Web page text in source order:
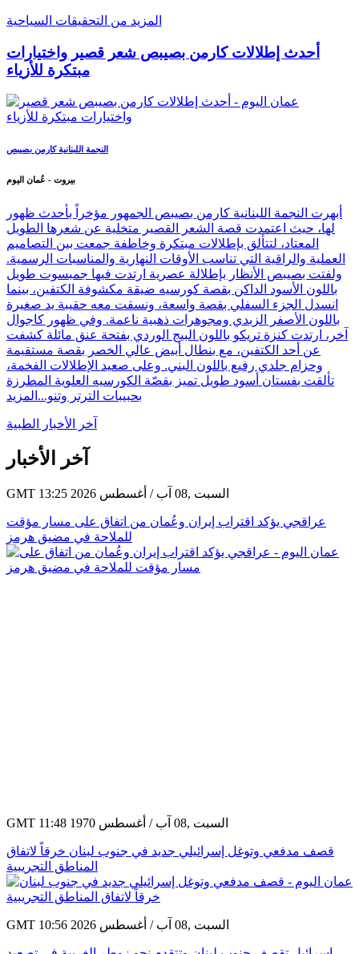
المزيد من التحقيقات السياحية
أحدث إطلالات كارمن بصيبص شعر قصير واختيارات
مبتكرة للأزياء
النجمة اللبنانية كارمن بصيبص
بيروت - عُمان اليوم
أبهرت النجمة اللبنانية كارمن بصيبص الجمهور مؤخراً بأحدث ظهور
لها، حيث اعتمدت قصة الشعر القصير متخلية عن شعرها الطويل
المعتاد، لتتألق بإطلالات مبتكرة وخاطفة جمعت بين التصاميم
العملية والراقية التي تناسب الأوقات النهارية والمناسبات الرسمية.
ولفتت بصيبص الأنظار بإطلالة عصرية ارتدت فيها جمبسوت طويل
باللون الأسود الداكن بقصة كورسيه ضيقة مكشوفة الكتفين، بينما
انسدل الجزء السفلي بقصة واسعة، ونسقت معه حقيبة يد صغيرة
باللون الأصفر الزبدي ومجوهرات ذهبية ناعمة. وفي ظهور كاجوال
آخر، ارتدت كنزة تريكو باللون البيج الوردي بفتحة عنق مائلة كشفت
عن أحد الكتفين، مع بنطال أبيض عالي الخصر بقصة مستقيمة
وحزام جلدي رفيع باللون البني. وعلى صعيد الإطلالات الفخمة،
تألقت بفستان أسود طويل تميز بقصّة الكورسيه العلوية المطرزة
بحبيبات الترتر وتنو... المزيد
آخر الأخبار الطبية
آخر الأخبار
GMT 13:25 2026 السبت ,08 آب / أغسطس
عراقجي يؤكد اقتراب إيران وعُمان من اتفاق على مسار مؤقت
للملاحة في مضيق هرمز
GMT 11:48 1970 السبت ,08 آب / أغسطس
قصف مدفعي وتوغل إسرائيلي جديد في جنوب لبنان خرقاً لاتفاق
المناطق التجريبية
GMT 10:56 2026 السبت ,08 آب / أغسطس